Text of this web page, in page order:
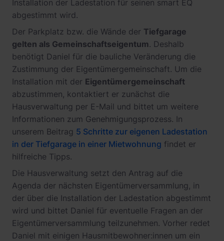
Installation der Ladestation für seinen smart EQ
abgestimmt wird.
Der Parkplatz bzw. die Wände der Tiefgarage
gelten als Gemeinschaftseigentum. Deshalb
benötigt Daniel für die bauliche Veränderung die
Zustimmung der Eigentümergemeinschaft. Um die
Installation mit der Eigentümergemeinschaft
abzustimmen, kontaktiert er zunächst die
Hausverwaltung per E-Mail und bittet um weitere
Informationen zum Genehmigungsprozess. In
unserem Beitrag 5 Schritte zur eigenen Ladestation
in der Tiefgarage in einer Mietwohnung findet er
hilfreiche Tipps.
Die Hausverwaltung setzt den Antrag auf die
Agenda der nächsten Eigentümerversammlung, in
der über die Installation der Ladestation abgestimmt
wird und bittet Daniel für eventuelle Fragen an der
Eigentümerversammlung teilzunehmen. Vorher redet
Daniel mit einigen Hausmitbewohner:innen um ein